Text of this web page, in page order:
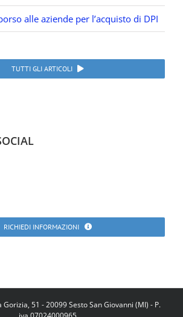
alle aziende per l’acquisto di DPI
TUTTI GLI ARTICOLI
RICHIEDI INFORMAZIONI
Gorizia, 51 - 20099 Sesto San Giovanni (MI) - P.